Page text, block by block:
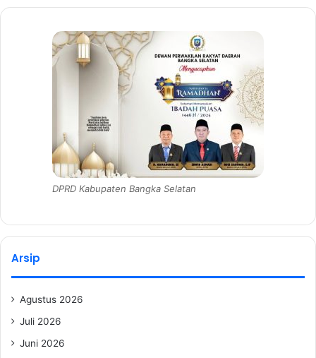
DPRD Kabupaten Bangka Selatan
Arsip
Agustus 2026
Juli 2026
Juni 2026